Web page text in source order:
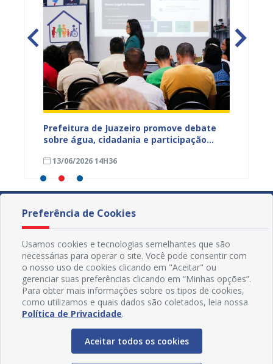
Prefeitura de Juazeiro promove debate
sobre água, cidadania e participação
comunidades urbanas e rurais
13/06/2026 14H36
Preferência de Cookies
Usamos cookies e tecnologias semelhantes que são
necessárias para operar o site. Você pode consentir com
o nosso uso de cookies clicando em "Aceitar" ou
gerenciar suas preferências clicando em “Minhas opções”.
Para obter mais informações sobre os tipos de cookies,
como utilizamos e quais dados são coletados, leia nossa
Política de Privacidade.
Aceitar todos os cookies